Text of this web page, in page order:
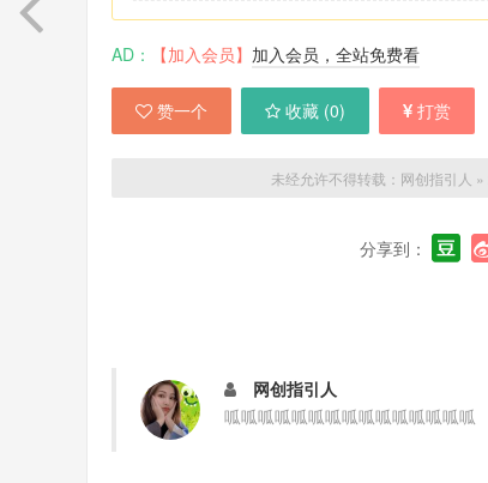
AD： 【加入会员】 加入会员，全站免费看
赞一个 收藏 (0) 打赏
未经允许不得转载： 网创指引人 »
分享到：
网创指引人
呱呱呱呱呱呱呱呱呱呱呱呱呱呱呱